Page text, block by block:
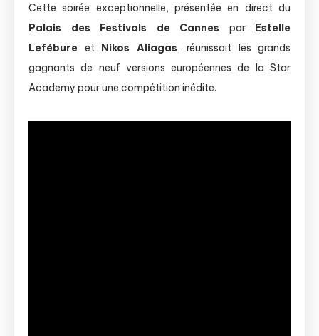
Cette soirée exceptionnelle, présentée en direct du
Palais des Festivals de Cannes par Estelle
Lefébure et Nikos Aliagas, réunissait les grands
gagnants de neuf versions européennes de la Star
Academy pour une compétition inédite.